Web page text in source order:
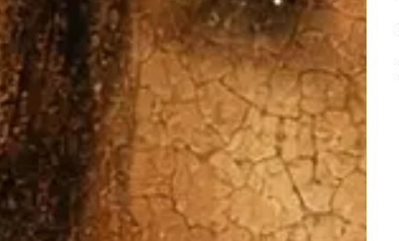
COMPAGNIE / ÉDITION / LABEL
CRÉATIONS
AGENDA